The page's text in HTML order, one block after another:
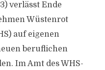
verlässt Ende
Wüstenrot
auf eigenen
beruflichen
Im Amt des WHS-